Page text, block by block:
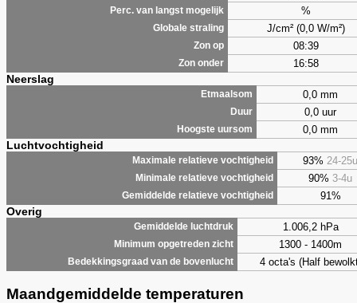
Perc. van langst mogelijk %
Globale straling J/cm² (0,0 W/m²)
Zon op 08:39
Zon onder 16:58
Neerslag
Etmaalsom 0,0 mm
Duur 0,0 uur
Hoogste uursom 0,0 mm
Luchtvochtigheid
Maximale relatieve vochtigheid 93% 24-25u
Minimale relatieve vochtigheid 90% 3-4u
Gemiddelde relatieve vochtigheid 91%
Overig
Gemiddelde luchtdruk 1.006,2 hPa
Minimum opgetreden zicht 1300 - 1400m
Bedekkingsgraad van de bovenlucht 4 octa's (Half
Maandgemiddelde temperaturen